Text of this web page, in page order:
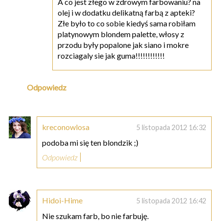
olej i w dodatku delikatną farbą z apteki?
Złe było to co sobie kiedyś sama robiłam
platynowym blondem palette, włosy z
przodu były popalone jak siano i mokre
rozciagaly sie jak guma!!!!!!!!!!!!
Odpowiedz
kreconowlosa 5 listopada 2012 16:32
podoba mi się ten blondzik ;)
Odpowiedz
Hidoi-Hime 5 listopada 2012 16:42
Nie szukam farb, bo nie farbuję.